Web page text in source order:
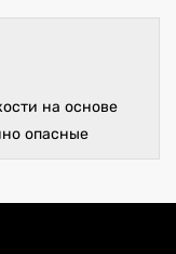
на основе
опасные